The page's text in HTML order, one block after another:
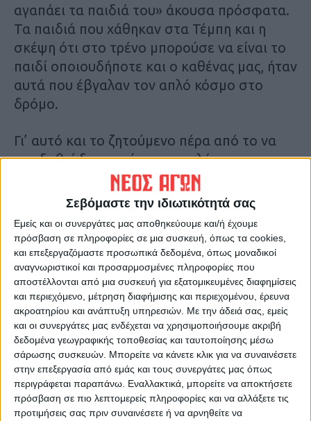
Σεβόμαστε την ιδιωτικότητά σας
Εμείς και οι συνεργάτες μας αποθηκεύουμε και/ή έχουμε
πρόσβαση σε πληροφορίες σε μια συσκευή, όπως τα cookies,
και επεξεργαζόμαστε προσωπικά δεδομένα, όπως μοναδικοί
αναγνωριστικοί και προσαρμοσμένες πληροφορίες που
αποστέλλονται από μια συσκευή για εξατομικευμένες διαφημίσεις
και περιεχόμενο, μέτρηση διαφήμισης και περιεχομένου, έρευνα
ακροατηρίου και ανάπτυξη υπηρεσιών. Με την άδειά σας, εμείς
και οι συνεργάτες μας ενδέχεται να χρησιμοποιήσουμε ακριβή
δεδομένα γεωγραφικής τοποθεσίας και ταυτοποίησης μέσω
σάρωσης συσκευών. Μπορείτε να κάνετε κλικ για να συναινέσετε
στην επεξεργασία από εμάς και τους συνεργάτες μας όπως
περιγράφεται παραπάνω. Εναλλακτικά, μπορείτε να αποκτήσετε
πρόσβαση σε πιο λεπτομερείς πληροφορίες και να αλλάξετε τις
προτιμήσεις σας πριν συναινέσετε ή να αρνηθείτε να
αγαπάει τα παιδιά του» άκουσα πρόσφατα.
Τα παιδιά που χάθηκαν στα Τέμπη και η
σκέψη ότι στο τρένο μπορούσε να είναι το
παιδί οποιουδήποτε και ο καθένας μας, ήταν
αυτά που έβγαλαν τον απλό κόσμο στο
δρόμο.
Γι’ αυτό και το ζητούμενο πέρα από το να
αποδοθεί δικαιοσύνη και να λάμψει η
αλήθεια, είναι να απαιτήσουμε ως κοινωνία
ασφαλή και σύγχρονο σιδηρόδρομο, αλλά
και συνολικότερα στις υποδομές.
Ειδικά στην περιοχή μας που τα τελευταία
χρόνια έχει βιώσει την διπλή καταστροφή
των πλημμυρών…
Κ.Π.
Τελευταίες Ειδήσεις Σήμερα
Ακολούθησε την εφημερίδα ΝΕΟΣ
ΑΓΩΝ στο Google News!